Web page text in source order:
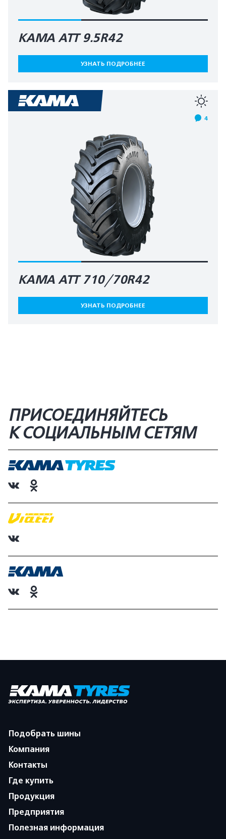
КАМА АТТ 9.5R42
УЗНАТЬ ПОДРОБНЕЕ
4
КАМА АТТ 710/70R42
УЗНАТЬ ПОДРОБНЕЕ
ПРИСОЕДИНЯЙТЕСЬ
К СОЦИАЛЬНЫМ СЕТЯМ
Подобрать шины
Компания
Контакты
Где купить
Продукция
Предприятия
Полезная информация